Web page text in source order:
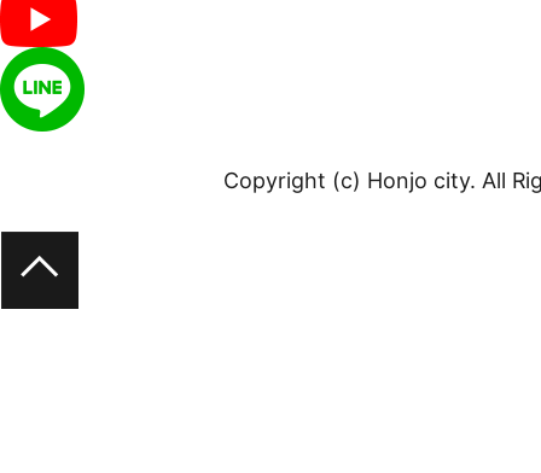
Copyright (c) Honjo city. All